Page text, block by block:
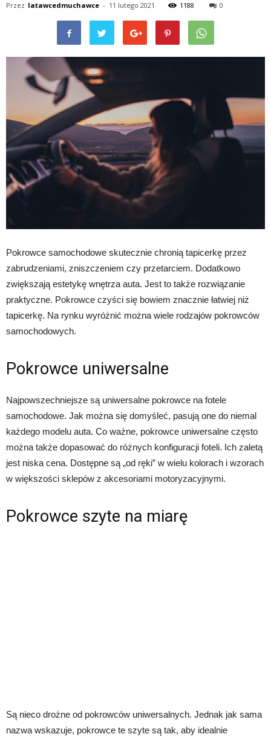
Przez latawcedmuchawce - 11 lutego 2021 1188 0
Pokrowce samochodowe skutecznie chronią tapicerkę przez
zabrudzeniami, zniszczeniem czy przetarciem. Dodatkowo
zwiększają estetykę wnętrza auta. Jest to także rozwiązanie
praktyczne. Pokrowce czyści się bowiem znacznie łatwiej niż
tapicerkę. Na rynku wyróżnić można wiele rodzajów pokrowców
samochodowych.
Pokrowce uniwersalne
Najpowszechniejsze są uniwersalne pokrowce na fotele
samochodowe. Jak można się domyśleć, pasują one do niemal
każdego modelu auta. Co ważne, pokrowce uniwersalne często
można także dopasować do różnych konfiguracji foteli. Ich zaletą
jest niska cena. Dostępne są „od ręki” w wielu kolorach i wzorach
w większości sklepów z akcesoriami motoryzacyjnymi.
Pokrowce szyte na miarę
Są nieco drożne od pokrowców uniwersalnych. Jednak jak sama
nazwa wskazuje, pokrowce te szyte są tak, aby idealnie